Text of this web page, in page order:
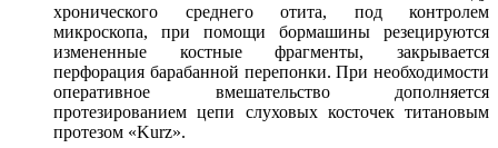
хронического среднего отита, под контролем
микроскопа, при помощи бормашины резецируются
измененные костные фрагменты, закрывается
перфорация барабанной перепонки. При необходимости
оперативное вмешательство дополняется
протезированием цепи слуховых косточек титановым
протезом «Kurz».